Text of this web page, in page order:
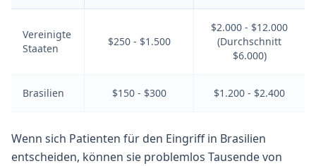
Vereinigte
Staaten
$250 - $1.500
$2.000 - $12.000
(Durchschnitt
$6.000)
Brasilien $150 - $300 $1.200 - $2.400
Wenn sich Patienten für den Eingriff in Brasilien
entscheiden, können sie problemlos Tausende von